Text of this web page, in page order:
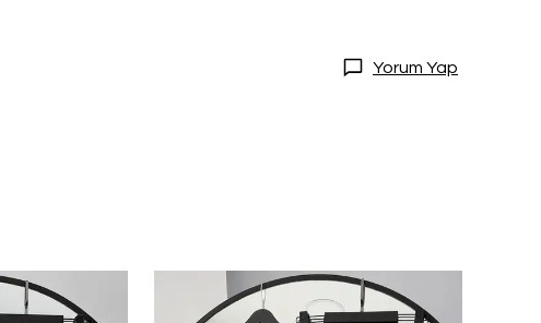
Yorum Yap